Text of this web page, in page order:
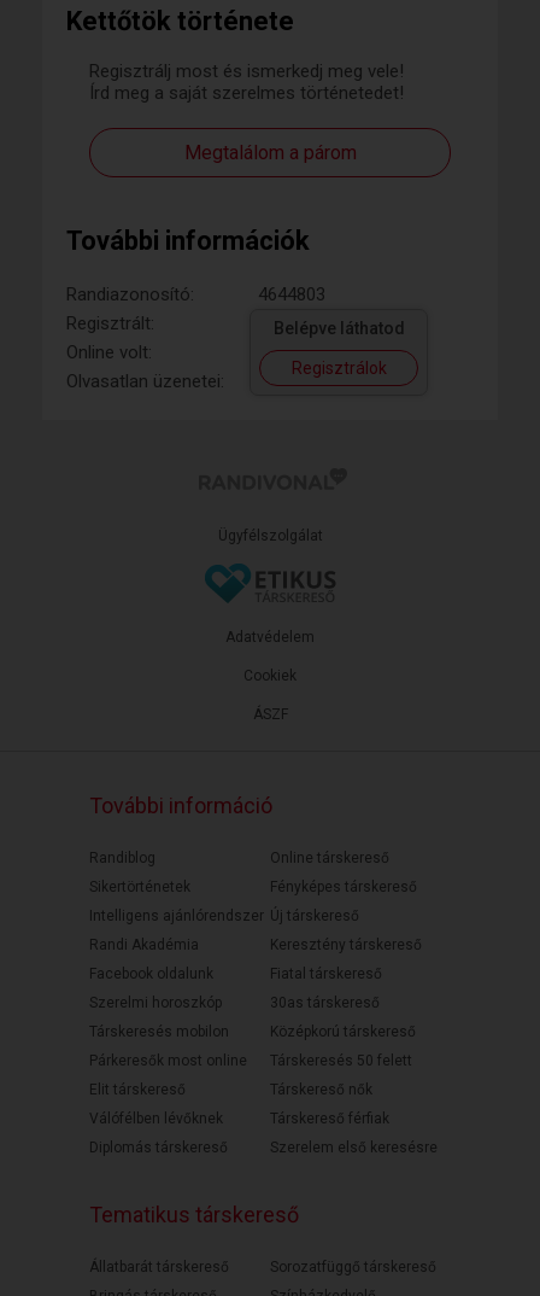
Kettőtök története
Regisztrálj most és ismerkedj meg vele!
Írd meg a saját szerelmes történetedet!
Megtalálom a párom
További információk
Randiazonosító:
4644803
Regisztrált:
Online volt:
Olvasatlan üzenetei:
Belépve láthatod
Regisztrálok
Ügyfélszolgálat
ÁSZF
Adatvédelem
Cookiek
További információ
Randiblog
Sikertörténetek
Intelligens ajánlórendszer
Randi Akadémia
Facebook oldalunk
Szerelmi horoszkóp
Társkeresés mobilon
Párkeresők most online
Elit társkereső
Válófélben lévőknek
Diplomás társkereső
Online társkereső
Fényképes társkereső
Új társkereső
Keresztény társkereső
Fiatal társkereső
30as társkereső
Középkorú társkereső
Társkeresés 50 felett
Társkereső nők
Társkereső férfiak
Szerelem első keresésre
Tematikus társkereső
Állatbarát társkereső
Sorozatfüggő társkereső